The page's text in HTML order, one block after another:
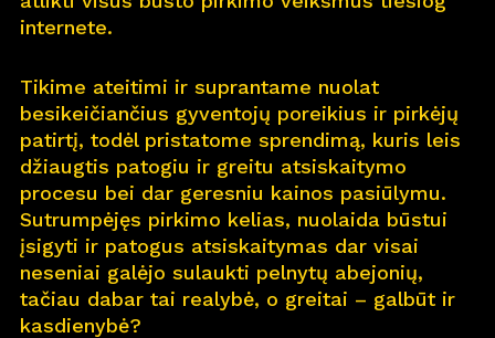
Apiemus
Karjera 11
Naujienos
Nauj ų namų kortelė
Kontaktai
internete.
Tikime ateitimi ir suprantame nuolat
besikeičiančius gyventojų poreikius ir pirkėjų
patirtį, todėl pristatome sprendimą, kuris leis
džiaugtis patogiu ir greitu atsiskaitymo
procesu bei dar geresniu kainos pasiūlymu.
Sutrumpėjęs pirkimo kelias, nuolaida būstui
įsigyti ir patogus atsiskaitymas dar visai
neseniai galėjo sulaukti pelnytų abejonių,
tačiau dabar tai realybė, o greitai – galbūt ir
kasdienybė?